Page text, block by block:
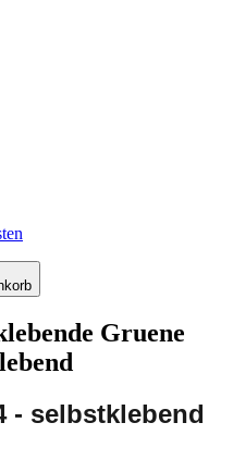
Gruene
- selbstklebend